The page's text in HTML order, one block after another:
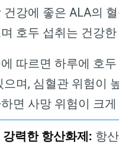
건강에 좋은 ALA의
호두 섭취는 건강
따르면 하루에 호두
으며, 심혈관 위험이
면 사망 위험이 크
력한 항산화제: 항